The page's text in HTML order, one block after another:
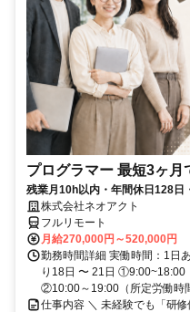
プログラマー 最短3ヶ月
残業月10h以内・年間休日128日
株式会社ネオアクト
フルリモート
月給270,000円～520,000円
勤務時間詳細 実働時間：1日
り18日 〜 21日 ①9:00~18:00
②10:00～19:00（所定労働時
仕事内容 ＼ 未経験でも「研